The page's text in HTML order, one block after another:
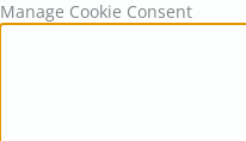
Manage Cookie Consent
Functional
Preferences
Statistics
Marketing